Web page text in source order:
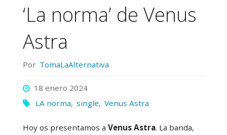
‘La norma’ de Venus
Astra
Por TomaLaAlternativa
18 enero 2024
LA norma, single, Venus Astra
Hoy os presentamos a Venus Astra. La banda,